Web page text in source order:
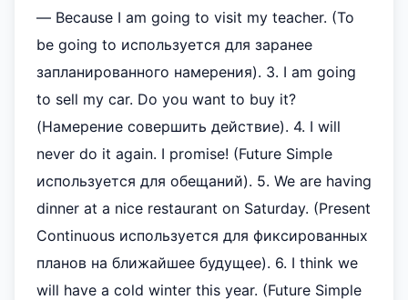
— Because I am going to visit my teacher. (To
be going to используется для заранее
запланированного намерения). 3. I am going
to sell my car. Do you want to buy it?
(Намерение совершить действие). 4. I will
never do it again. I promise! (Future Simple
используется для обещаний). 5. We are having
dinner at a nice restaurant on Saturday. (Present
Continuous используется для фиксированных
планов на ближайшее будущее). 6. I think we
will have a cold winter this year. (Future Simple